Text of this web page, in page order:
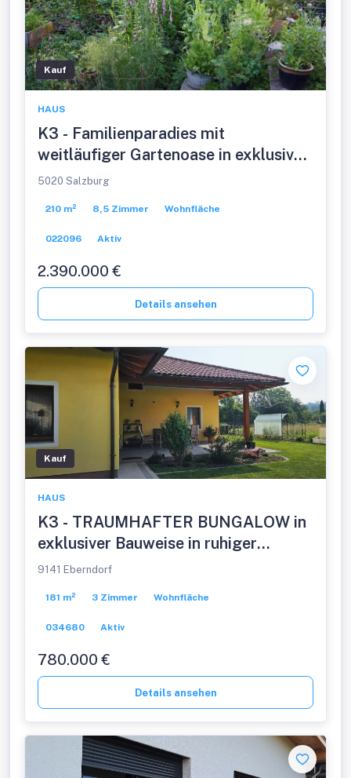
Kauf
HAUS
K3 - Familienparadies mit
weitläufiger Gartenoase in exklusiver
Salzburger Stadtlage!
Ruhelage mit Grün- und Bergblick!
5020 Salzburg
210 m² 8,5 Zimmer Wohnfläche
022096 Aktiv
2.390.000 €
Details ansehen
Kauf
HAUS
K3 - TRAUMHAFTER BUNGALOW in
exklusiver Bauweise in ruhiger
Dorfrandlage, barrierefrei, sucht
9141 Eberndorf
181 m² 3 Zimmer Wohnfläche
034680 Aktiv
780.000 €
Details ansehen